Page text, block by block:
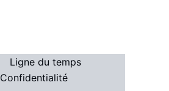
Ligne du temps
Confidentialité